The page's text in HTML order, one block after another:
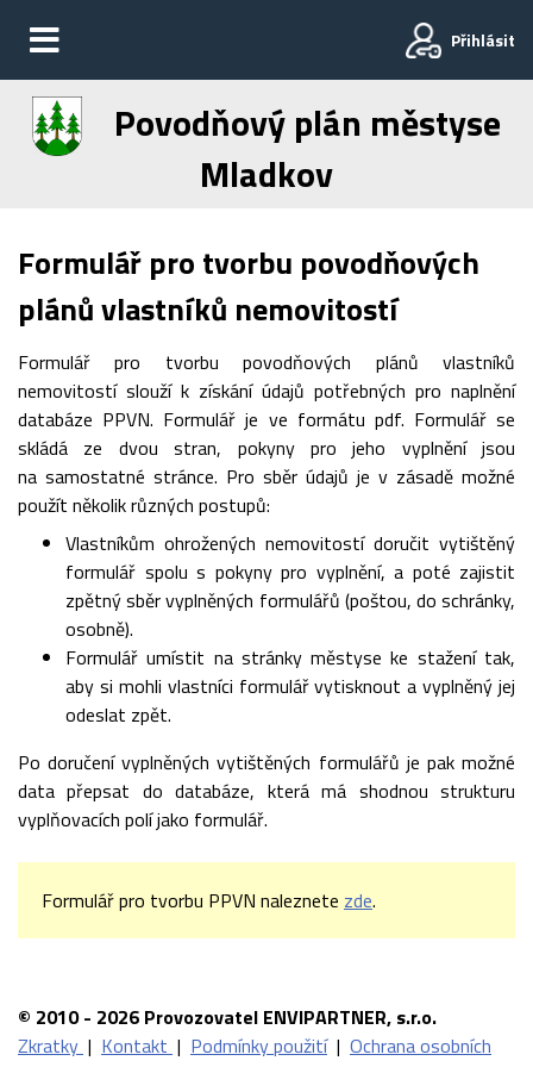
Přihlásit
Povodňový plán městyse
Mladkov
Formulář pro tvorbu povodňových
plánů vlastníků nemovitostí
Formulář pro tvorbu povodňových plánů vlastníků
nemovitostí slouží k získání údajů potřebných pro naplnění
databáze PPVN. Formulář je ve formátu pdf. Formulář se
skládá ze dvou stran, pokyny pro jeho vyplnění jsou
na samostatné stránce. Pro sběr údajů je v zásadě možné
použít několik různých postupů:
Vlastníkům ohrožených nemovitostí doručit vytištěný
formulář spolu s pokyny pro vyplnění, a poté zajistit
zpětný sběr vyplněných formulářů (poštou, do schránky,
osobně).
Formulář umístit na stránky městyse ke stažení tak,
aby si mohli vlastníci formulář vytisknout a vyplněný jej
odeslat zpět.
Po doručení vyplněných vytištěných formulářů je pak možné
data přepsat do databáze, která má shodnou strukturu
vyplňovacích polí jako formulář.
Formulář pro tvorbu PPVN naleznete zde.
© 2010 - 2026 Provozovatel ENVIPARTNER, s.r.o.
Zkratky | Kontakt | Podmínky použití | Ochrana osobních